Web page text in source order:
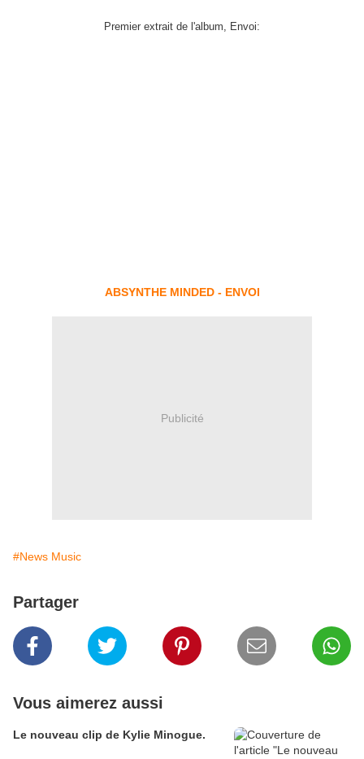
Premier extrait de l'album, Envoi:
ABSYNTHE MINDED - ENVOI
Publicité
#News Music
Partager
Vous aimerez aussi
Le nouveau clip de Kylie Minogue.